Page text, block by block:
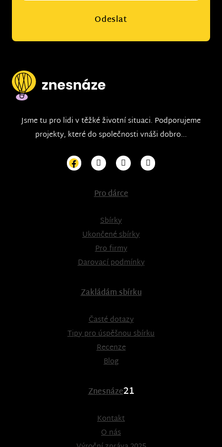
Odeslat
Jsme tu pro lidi v těžké životní situaci. Podporujeme
projekty, které do společnosti vnáši dobro...
Pro dárce
Sbírky
Ukončené sbírky
Pro firmy
Darovací podmínky
Zakládám sbírku
Časté dotazy
Tipy pro úspěšnou sbírku
Recenze
Blog
Znesnáze21
Kontakt
O nás